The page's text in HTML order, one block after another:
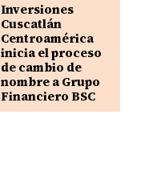
Inversiones
Cuscatlán
Centroamérica
inicia el proceso
de cambio de
nombre a Grupo
Financiero BSC